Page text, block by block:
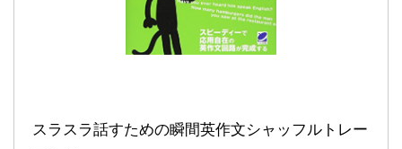
スラスラ話すための瞬間英作文シャッフルトレー